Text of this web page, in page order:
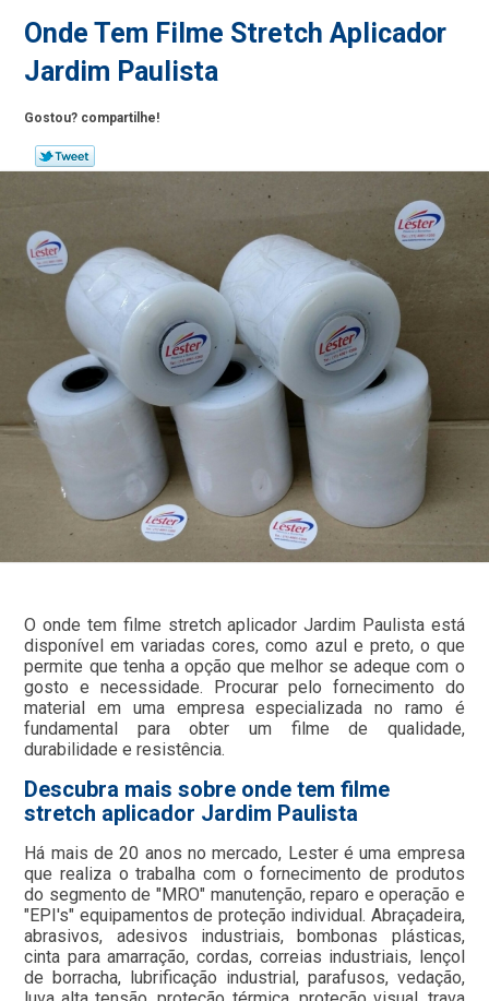
Onde Tem Filme Stretch Aplicador
Jardim Paulista
Gostou? compartilhe!
O onde tem filme stretch aplicador Jardim Paulista está
disponível em variadas cores, como azul e preto, o que
permite que tenha a opção que melhor se adeque com o
gosto e necessidade. Procurar pelo fornecimento do
material em uma empresa especializada no ramo é
fundamental para obter um filme de qualidade,
durabilidade e resistência.
Descubra mais sobre onde tem filme
stretch aplicador Jardim Paulista
Há mais de 20 anos no mercado, Lester é uma empresa
que realiza o trabalha com o fornecimento de produtos
do segmento de "MRO" manutenção, reparo e operação e
"EPI's" equipamentos de proteção individual. Abraçadeira,
abrasivos, adesivos industriais, bombonas plásticas,
cinta para amarração, cordas, correias industriais, lençol
de borracha, lubrificação industrial, parafusos, vedação,